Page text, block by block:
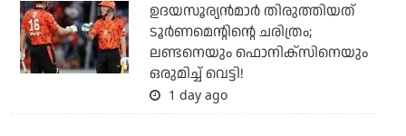
ഉദയസൂര്യന്‍മാര്‍ തിരുത്തിയത്
ടൂര്‍ണമെന്റിന്റെ ചരിത്രം;
ലണ്ടനെയും ഫൊനിക്‌സിനെയും
ഒരുമിച്ച് വെട്ടി!
1 day ago